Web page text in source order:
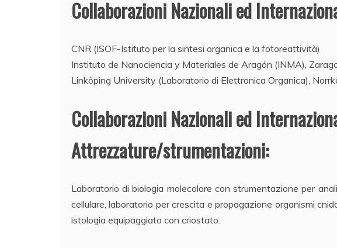
Collaborazioni Nazionali ed
CNR (ISOF-Istituto per la sintesi organica e la fotoreattività)
Instituto de Nanociencia y Materiales de Aragón (INMA),
Linköping University (Laboratorio di Elettronica Organica),
Collaborazioni Nazionali ed
Attrezzature/strumentazioni:
Laboratorio di biologia molecolare con strumentazione per
cellulare, laboratorio per crescita e propagazione organismi
istologia equipaggiato con criostato.